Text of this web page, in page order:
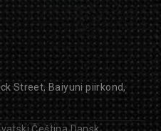
Street, Baiyuni piirkond,